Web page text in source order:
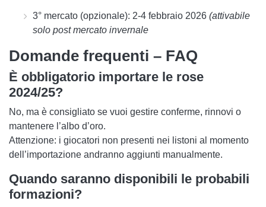
3° mercato (opzionale): 2-4 febbraio 2026 (attivabile
solo post mercato invernale
Domande frequenti – FAQ
È obbligatorio importare le rose
2024/25?
No, ma è consigliato se vuoi gestire conferme, rinnovi o
mantenere l’albo d’oro.
Attenzione: i giocatori non presenti nei listoni al momento
dell’importazione andranno aggiunti manualmente.
Quando saranno disponibili le probabili
formazioni?